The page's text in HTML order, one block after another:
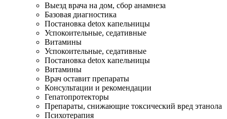
Выезд врача на дом, сбор анамнеза
Базовая диагностика
Постановка detox капельницы
Успокоительные, седативные
Витамины
Успокоительные, седативные
Постановка detox капельницы
Витамины
Врач оставит препараты
Консультации и рекомендации
Гепатопротекторы
Препараты, снижающие токсический вред этанола
Психотерапия